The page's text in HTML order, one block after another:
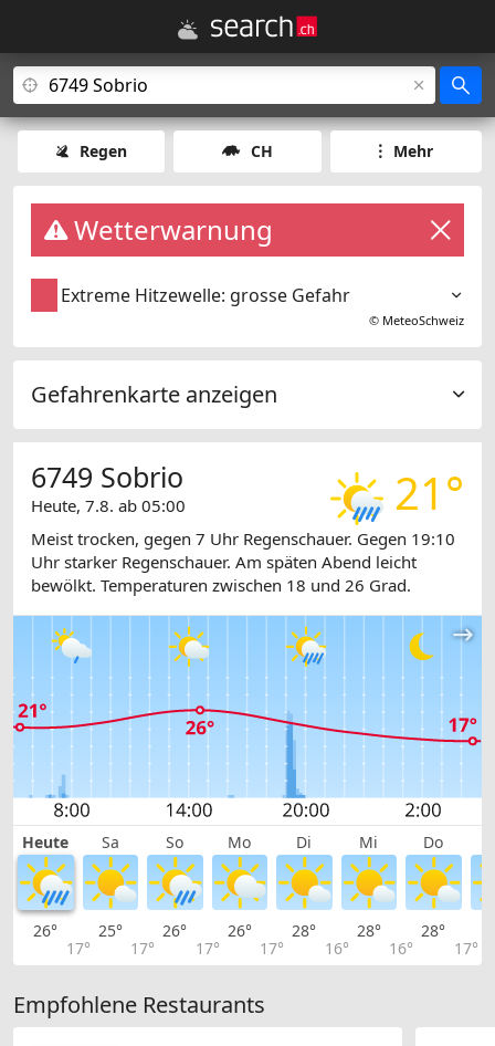
Regen CH Mehr
Wetterwarnung
Extreme Hitzewelle: grosse Gefahr
© MeteoSchweiz
Gefahrenkarte anzeigen
21°
6749 Sobrio
Heute, 7.8. ab 05:00
Meist trocken, gegen 7 Uhr Regenschauer. Gegen 19:10
Uhr starker Regenschauer. Am späten Abend leicht
bewölkt. Temperaturen zwischen 18 und 26 Grad.
Heute Sa So Mo Di Mi Do
26°
17°
25°
17°
26°
17°
26°
17°
28°
16°
28°
16°
28°
17°
Empfohlene Restaurants